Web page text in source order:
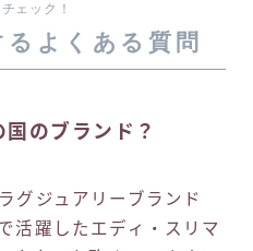
ェック！
よくある質問
のブランド？
グジュアリーブランド
活躍したエディ・スリマ